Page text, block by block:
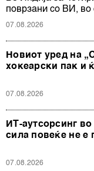
поврзани со ВИ,
07.08.2026
Новиот уред на
хокеарски пак и
07.08.2026
ИТ-аутсорсинг
сила повеќе не е
07.08.2026